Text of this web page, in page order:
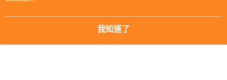
我知道了